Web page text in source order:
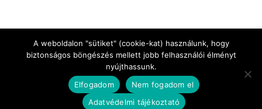
Jogi Nyilatkozat Impresszum
Adatkezelési tájékoztató
A weboldalon "sütiket" (cookie-kat) használunk, hogy
biztonságos böngészés mellett jobb felhasználói élményt
nyújthassunk.
Elfogadom
Nem fogadom el
Adatvédelmi tájékoztató